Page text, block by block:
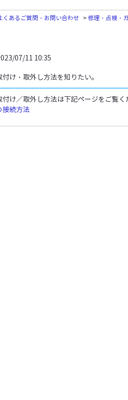
くあるご質問・お問い合わせ >修理・点検・
07/11 10:35
け・取外し方法を知りたい。
け／取外し方法は下記ページをご覧く
接続方法